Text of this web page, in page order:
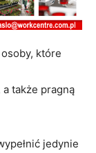
które
także pragną
jedynie